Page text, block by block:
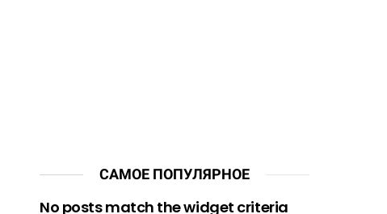
САМОЕ ПОПУЛЯРНОЕ
No posts match the widget criteria